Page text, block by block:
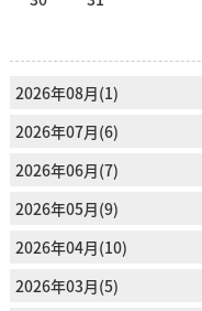
2026年08月(1)
2026年07月(6)
2026年06月(7)
2026年05月(9)
2026年04月(10)
2026年03月(5)